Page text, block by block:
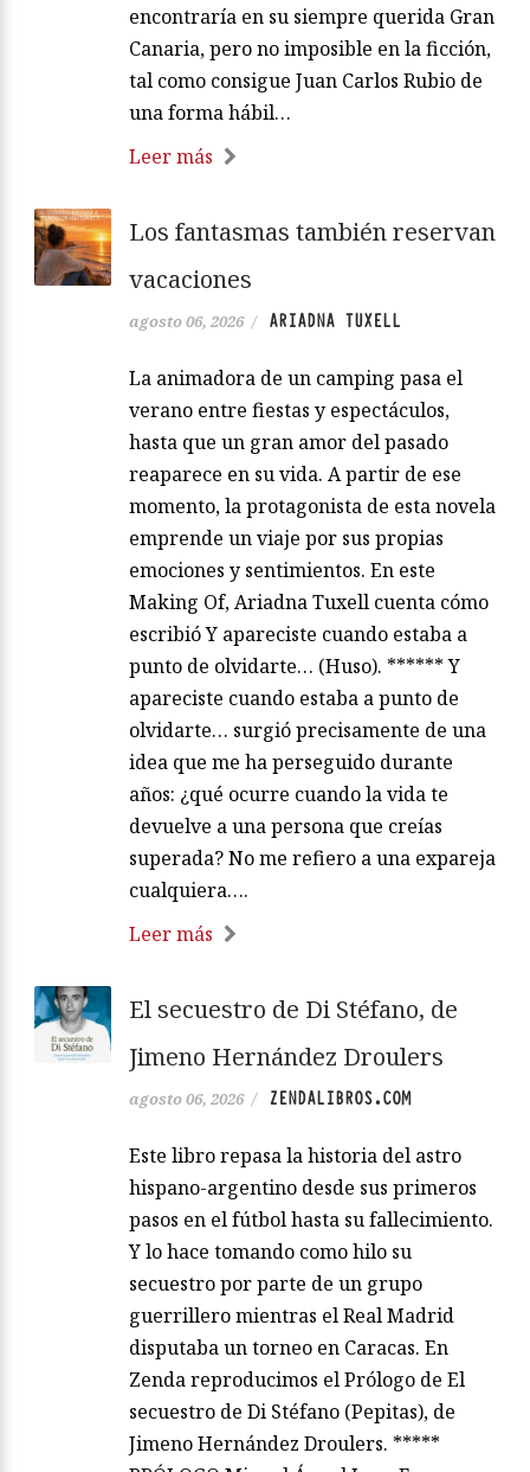
encontraría en su siempre querida Gran
Canaria, pero no imposible en la ficción,
tal como consigue Juan Carlos Rubio de
una forma hábil…
Leer más
Los fantasmas también reservan
vacaciones
agosto 06, 2026 / ARIADNA TUXELL
La animadora de un camping pasa el
verano entre fiestas y espectáculos,
hasta que un gran amor del pasado
reaparece en su vida. A partir de ese
momento, la protagonista de esta novela
emprende un viaje por sus propias
emociones y sentimientos. En este
Making Of, Ariadna Tuxell cuenta cómo
escribió Y apareciste cuando estaba a
punto de olvidarte… (Huso). ****** Y
apareciste cuando estaba a punto de
olvidarte… surgió precisamente de una
idea que me ha perseguido durante
años: ¿qué ocurre cuando la vida te
devuelve a una persona que creías
superada? No me refiero a una expareja
cualquiera….
Leer más
El secuestro de Di Stéfano, de
Jimeno Hernández Droulers
agosto 06, 2026 / ZENDALIBROS.COM
Este libro repasa la historia del astro
hispano-argentino desde sus primeros
pasos en el fútbol hasta su fallecimiento.
Y lo hace tomando como hilo su
secuestro por parte de un grupo
guerrillero mientras el Real Madrid
disputaba un torneo en Caracas. En
Zenda reproducimos el Prólogo de El
secuestro de Di Stéfano (Pepitas), de
Jimeno Hernández Droulers. *****